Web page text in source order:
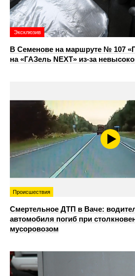
Эксклюзив
В Семенове на маршруте № 107
на «ГАЗель NEXT» из‑за
Происшествия
Смертельное ДТП в Ваче:
автомобиля погиб при
мусоровозом